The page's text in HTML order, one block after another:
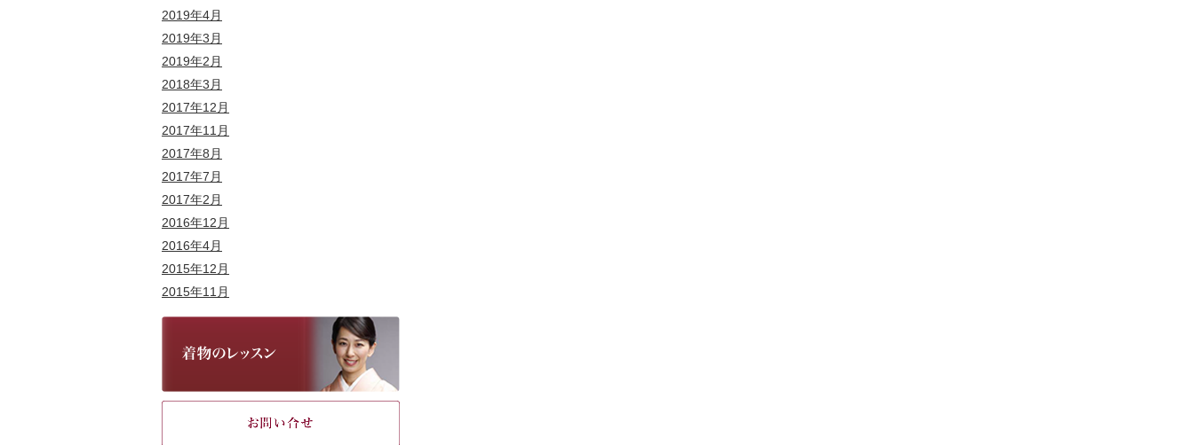
2019年4月
2019年3月
2019年2月
2018年3月
2017年12月
2017年11月
2017年8月
2017年7月
2017年2月
2016年12月
2016年4月
2015年12月
2015年11月